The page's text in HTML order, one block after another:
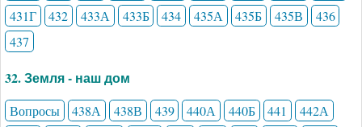
431Г
432 433А 433Б 434 435А 435Б 435В
436
437
32. Земля - наш дом
Вопросы 438А 438В 439 440А 440Б 441
442А